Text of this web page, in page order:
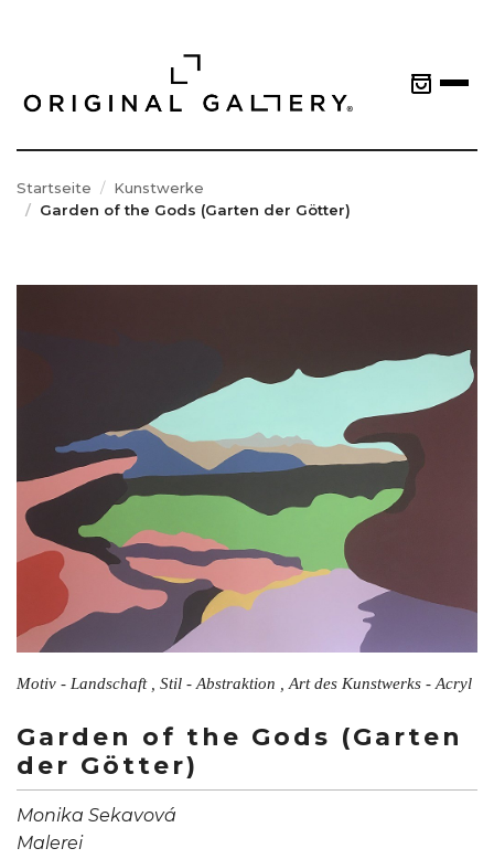
Startseite
Kunstwerke
Garden of the Gods (Garten der Götter)
Motiv - Landschaft , Stil - Abstraktion , Art des Kunstwerks - Acryl
Garden of the Gods (Garten
der Götter)
Monika Sekavová
Malerei